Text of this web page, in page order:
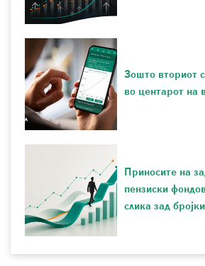
Зошто вториот
во центарот на
Приносите на
пензиски
слика зад